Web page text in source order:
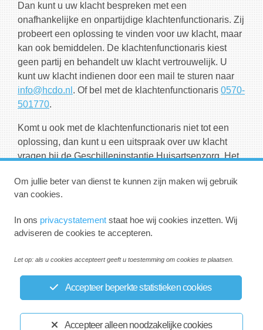
Dan kunt u uw klacht bespreken met een
onafhankelijke en onpartijdige klachtenfunctionaris. Zij
probeert een oplossing te vinden voor uw klacht, maar
kan ook bemiddelen. De klachtenfunctionaris kiest
geen partij en behandelt uw klacht vertrouwelijk. U
kunt uw klacht indienen door een mail te sturen naar
info@hcdo.nl . Of bel met de klachtenfunctionaris0570-
501770.
Komt u ook met de klachtenfunctionaris niet tot een
oplossing, dan kunt u een uitspraak over uw klacht
vragen bij de Geschilleninstantie Huisartsenzorg. Het
meer informatie kijk op www.skge.nl
Accepteer alleen noodzakelijke cookies
Accepteer beperkte statistieken cookies
Om jullie beter van dienst te kunnen zijn maken wij gebruik
van cookies.
In ons privacystatement staat hoe wij cookies inzetten. Wij
adviseren de cookies te accepteren.
Let op: als u cookies accepteert geeft u toestemming om cookies te plaatsen.